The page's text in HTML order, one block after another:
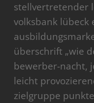
stellvertretender
volksbank lübeck
überschrift „wie
bewerber-nacht,
leicht
zielgruppe